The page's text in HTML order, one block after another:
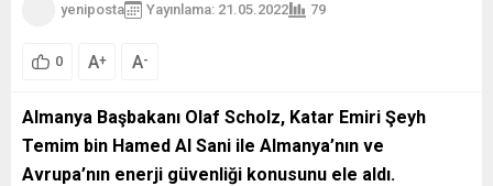
yeniposta Yayınlama: 21.05.2022 79
0 A+ A-
Almanya Başbakanı Olaf Scholz, Katar Emiri Şeyh
Temim bin Hamed Al Sani ile Almanya’nın ve
Avrupa’nın enerji güvenliği konusunu ele aldı.